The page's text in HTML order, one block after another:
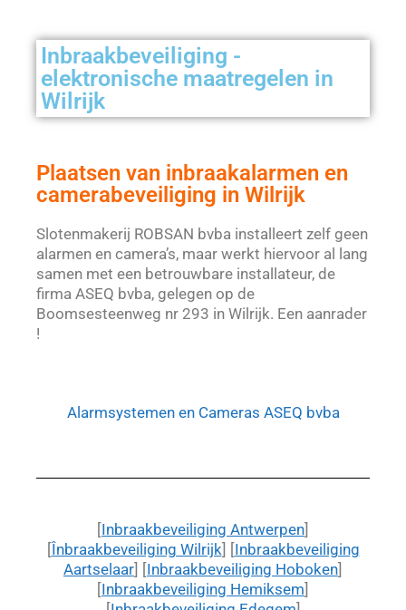
Inbraakbeveiliging -
elektronische maatregelen in
Wilrijk
Plaatsen van inbraakalarmen en
camerabeveiliging in Wilrijk
Slotenmakerij ROBSAN bvba installeert zelf geen
alarmen en camera’s, maar werkt hiervoor al lang
samen met een betrouwbare installateur, de
firma ASEQ bvba, gelegen op de
Boomsesteenweg nr 293 in Wilrijk. Een aanrader
!
Alarmsystemen en Cameras ASEQ bvba
[Inbraakbeveiliging Antwerpen]
[Înbraakbeveiliging Wilrijk] [Inbraakbeveiliging
Aartselaar] [Inbraakbeveiliging Hoboken]
[Inbraakbeveiliging Hemiksem]